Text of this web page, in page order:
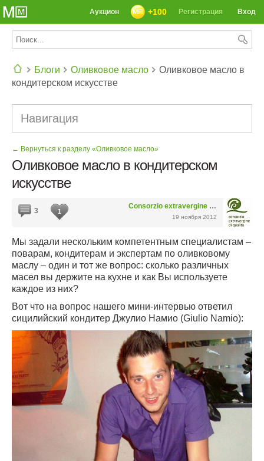
Вход
Регистрация
+100
Аукцион
Блоги Оливковое масло
Оливковое масло в
кондитерском искусстве
Навигация
← Вернуться к разделу «Оливковое масло»
Оливковое масло в кондитерском
искусстве
Consorzio extravergine di qualita
19 ноября 2012
3 1
Мы задали нескольким компетентным специалистам –
поварам, кондитерам и экспертам по оливковому
маслу – один и тот же вопрос: сколько различных
масел вы держите на кухне и как Вы используете
каждое из них?
Вот что на вопрос нашего мини-интервью ответил
сицилийский кондитер Джулио Намио (Giulio Namio):